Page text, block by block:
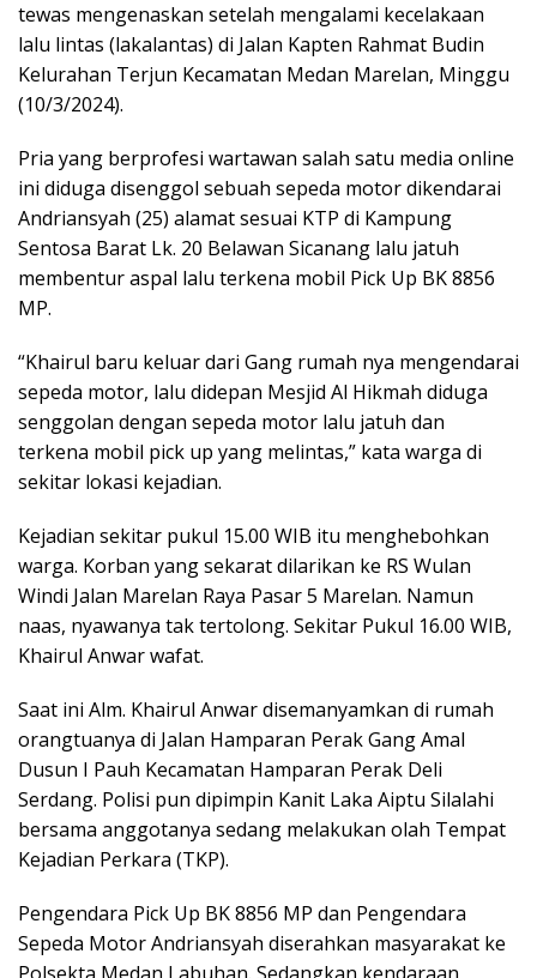
tewas mengenaskan setelah mengalami kecelakaan
lalu lintas (lakalantas) di Jalan Kapten Rahmat Budin
Kelurahan Terjun Kecamatan Medan Marelan, Minggu
(10/3/2024).
Pria yang berprofesi wartawan salah satu media online
ini diduga disenggol sebuah sepeda motor dikendarai
Andriansyah (25) alamat sesuai KTP di Kampung
Sentosa Barat Lk. 20 Belawan Sicanang lalu jatuh
membentur aspal lalu terkena mobil Pick Up BK 8856
MP.
“Khairul baru keluar dari Gang rumah nya mengendarai
sepeda motor, lalu didepan Mesjid Al Hikmah diduga
senggolan dengan sepeda motor lalu jatuh dan
terkena mobil pick up yang melintas,” kata warga di
sekitar lokasi kejadian.
Kejadian sekitar pukul 15.00 WIB itu menghebohkan
warga. Korban yang sekarat dilarikan ke RS Wulan
Windi Jalan Marelan Raya Pasar 5 Marelan. Namun
naas, nyawanya tak tertolong. Sekitar Pukul 16.00 WIB,
Khairul Anwar wafat.
Saat ini Alm. Khairul Anwar disemanyamkan di rumah
orangtuanya di Jalan Hamparan Perak Gang Amal
Dusun I Pauh Kecamatan Hamparan Perak Deli
Serdang. Polisi pun dipimpin Kanit Laka Aiptu Silalahi
bersama anggotanya sedang melakukan olah Tempat
Kejadian Perkara (TKP).
Pengendara Pick Up BK 8856 MP dan Pengendara
Sepeda Motor Andriansyah diserahkan masyarakat ke